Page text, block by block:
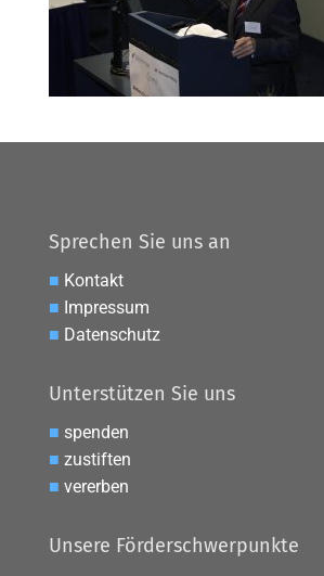
Sprechen Sie uns an
■ Kontakt
■ Impressum
■ Datenschutz
Unterstützen Sie uns
■ spenden
■ zustiften
■ vererben
Unsere Förderschwerpunkte